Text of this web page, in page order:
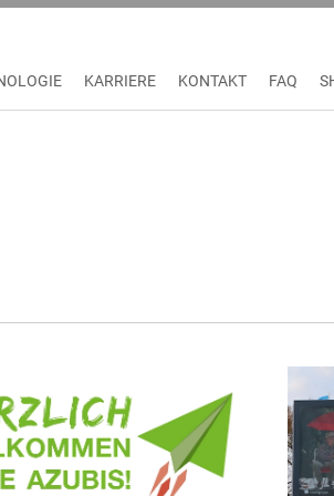
KARRIERE KONTAKT FAQ